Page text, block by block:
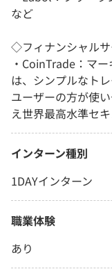
など
◇フィナンシャル
・CoinTrade：マ
は、シンプルなトレ
ユーザーの方が使
え世界最高水準セ
インターン種別
1DAYインターン
職業体験
あり